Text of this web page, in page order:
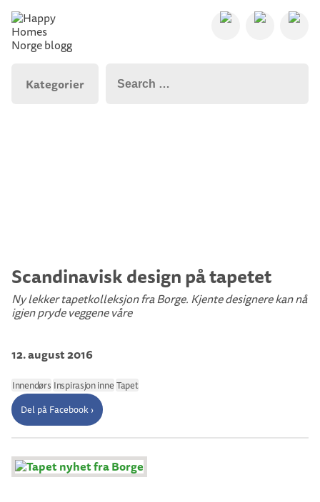
Kategorier
Scandinavisk design på tapetet
Ny lekker tapetkolleksjon fra Borge. Kjente designere kan nå
igjen pryde veggene våre
12. august 2016
Innendørs Inspirasjon inne Tapet
Del på Facebook ›